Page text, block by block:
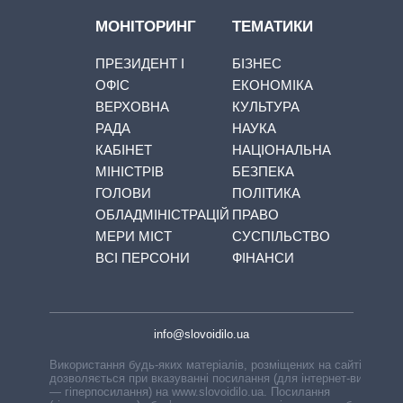
МОНІТОРИНГ
ПРЕЗИДЕНТ І
ОФІС
ВЕРХОВНА
РАДА
КАБІНЕТ
МІНІСТРІВ
ГОЛОВИ
ОБЛАДМІНІСТРАЦІЙ
МЕРИ МІСТ
ВСІ ПЕРСОНИ
ТЕМАТИКИ
БІЗНЕС
ЕКОНОМІКА
КУЛЬТУРА
НАУКА
НАЦІОНАЛЬНА
БЕЗПЕКА
ПОЛІТИКА
ПРАВО
СУСПІЛЬСТВО
ФІНАНСИ
info@slovoidilo.ua
Використання будь-яких матеріалів, розміщених на сайті,
дозволяється при вказуванні посилання (для інтернет-видань
— гіперпосилання) на www.slovoidilo.ua. Посилання